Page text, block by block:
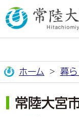
ホーム 暮
常陸大宮